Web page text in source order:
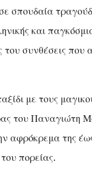
σπουδαία
και
του συνθέσεις
με τους
του Παναγιώτη
αφρόκρεμα της
πορείας.